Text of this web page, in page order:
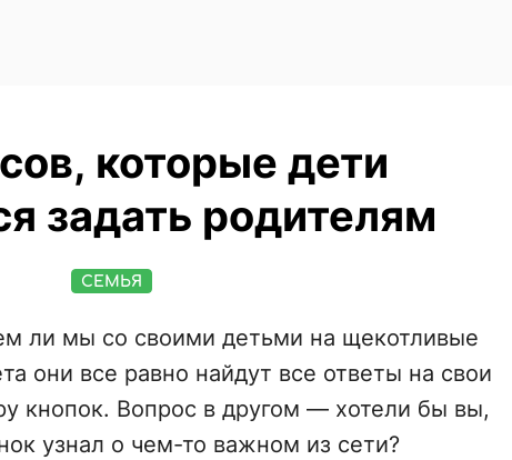
которые дети
задать родителям
СЕМЬЯ
ли мы со своими детьми на щекотливые
они все равно найдут все ответы на свои
кнопок. Вопрос в другом — хотели бы вы,
узнал о чем-то важном из сети?